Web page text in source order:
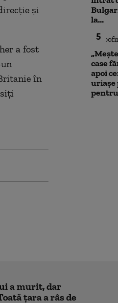
și
a fost
în
la...
5
case
apoi
a murit, dar
țara a râs de